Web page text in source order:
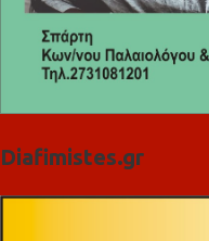
Diafimistes.gr